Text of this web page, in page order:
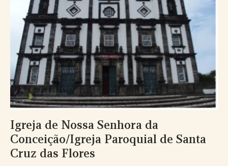
Igreja de Nossa Senhora da
Conceição/Igreja Paroquial de Santa
Cruz das Flores